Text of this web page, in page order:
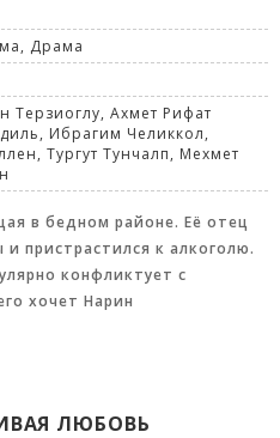
, Драма
Терзиоглу, Ахмет Рифат
Ибрагим Челиккол,
Тургут Тунчалп, Мехмет
в бедном районе. Её отец
пристрастился к алкоголю.
конфликтует с
хочет Нарин
ЛЮБОВЬ